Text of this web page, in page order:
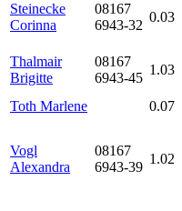
Steinecke
Corinna
08167
6943-32
0.03
Thalmair
Brigitte
08167
6943-45
1.03
Toth Marlene
0.07
Vogl
Alexandra
08167
6943-39
1.02